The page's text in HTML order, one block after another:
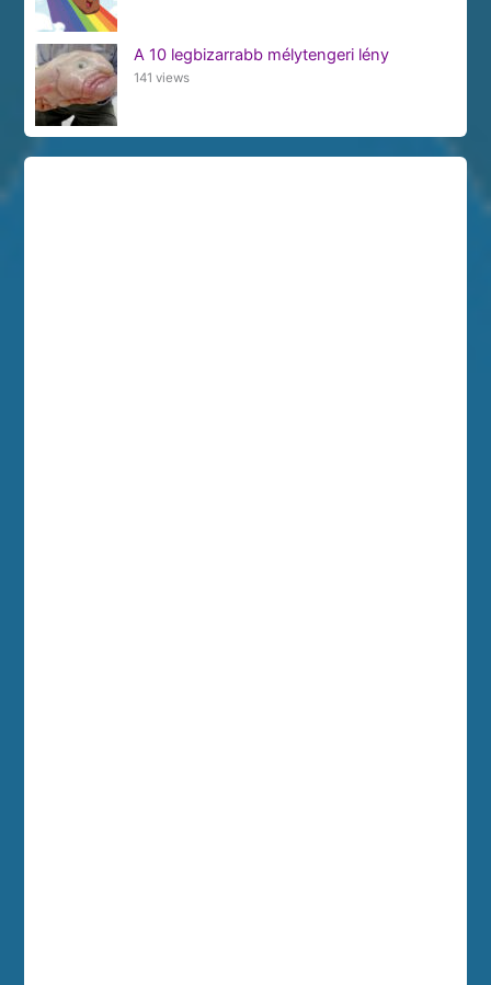
A 10 legbizarrabb mélytengeri lény
141 views